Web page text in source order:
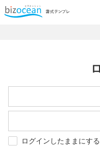
ログインしたままにする